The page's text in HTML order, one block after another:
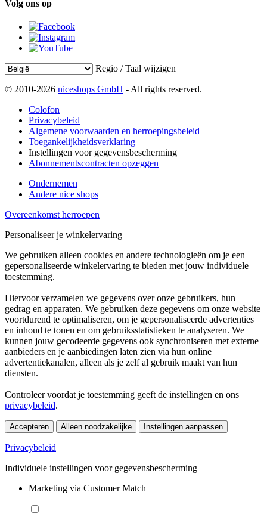
Volg ons op
Regio / Taal wijzigen
© 2010-2026 niceshops GmbH - All rights reserved.
Colofon
Privacybeleid
Algemene voorwaarden en herroepingsbeleid
Toegankelijkheidsverklaring
Instellingen voor gegevensbescherming
Abonnementscontracten opzeggen
Ondernemen
Andere nice shops
Overeenkomst herroepen
Personaliseer je winkelervaring
We gebruiken alleen cookies en andere technologieën om je een
gepersonaliseerde winkelervaring te bieden met jouw individuele
toestemming.
Hiervoor verzamelen we gegevens over onze gebruikers, hun
gedrag en apparaten. We gebruiken deze gegevens om onze website
voortdurend te optimaliseren, om je gepersonaliseerde advertenties
en inhoud te tonen en om gebruiksstatistieken te analyseren. We
kunnen jouw gecodeerde gegevens ook synchroniseren met externe
aanbieders en je aanbiedingen laten zien via hun online
advertentiekanalen, alleen als je zelf al gebruik maakt van hun
diensten.
Controleer voordat je toestemming geeft de instellingen en ons
privacybeleid.
Accepteren Alleen noodzakelijke Instellingen aanpassen
Privacybeleid
Individuele instellingen voor gegevensbescherming
Marketing via Customer Match